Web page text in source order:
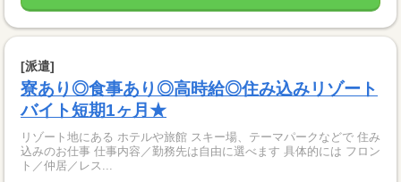
[派遣]
寮あり◎食事あり◎高時給◎住み込みリゾート
バイト短期1ヶ月★
リゾート地にある ホテルや旅館 スキー場、テーマパークなどで 住み
込みのお仕事 仕事内容／勤務先は自由に選べます 具体的には フロン
ト／仲居／レス...